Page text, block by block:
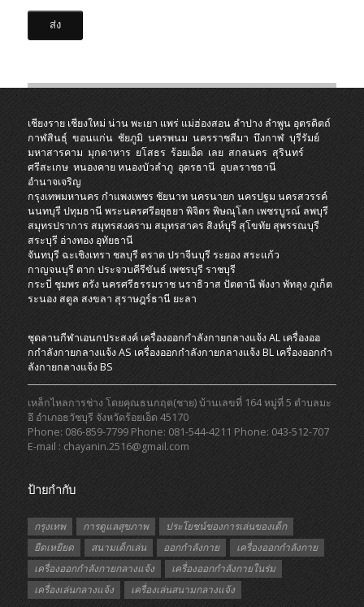
เชียงราย เชียงใหม่ น่านพะเยา แพร่ แม่ฮ่องสอน ลำปาง ลำพูน อุตรดิตถ์
กาฬสินธุ์ ขอนแก่น ชัยภูมิ นครพนม นครราชสีมา บึงกาฬ บุรีรัมย์
มหาสารคาม มุกดาหาร ยโสธร ร้อยเอ็ด เลย สกลนคร สุรินทร์
ศรีสะเกษ หนองคายหนองบัวลำภู อุดรธานี อุบลราชธานี
อำนาจเจริญ
กรุงเทพมหานคร กำแพงเพชร ชัยนาทนครนายก นครปฐม นครสวรรค์
นนทบุรีปทุมธานีพระนครศรีอยุธยา พิจิตรพิษณุโลก เพชรบูรณ์ ลพบุรี
สมุทรปราการสมุทรสงคราม สมุทรสาครสิงห์บุรี สุโขทัยสุพรรณบุรี
สระบุรี อ่างทอง อุทัยธานี
จันทบุรี ฉะเชิงเทรา ชลบุรี ตราดปราจีนบุรีระยองสระแก้ว
กาญจนบุรีตาก ประจวบคีรีขันธ์ เพชรบุรีราชบุรี
กระบี่ ชุมพร ตรังนครศรีธรรมราชนราธิวาสปัตตานีพังงา พัทลุงภูเก็ต
ระนอง สตูล สงขลา สุราษฎร์ธานี ยะลา
ชุดลานกีฬาเอนกประสงค์ เครื่องออกกําลังกายกลางแจ้ง AL เครื่องออ
กกําลังกายกลางแจ้ง AS เครื่องออกกําลังกายกลางแจ้ง BL เครื่องออกกํา
ลังกายกลางแจ้ง BS
เหล็กไหลการช่าง โดยคุณธนกฤต(ชาย) บ้านเลขที่ 164 หมู่ที่ 5 ตำบลมะ
อึ อำเภอธวัชบุรี จังหวัดร้อยเอ็ด 45170
Phone: 086-859-7799 Phone: 081-544-4211 Phone: 043-512-707
E-mail : chayanin.2516@gmail.com
ป้ายกำกับ
กรุงเทพ การดูแลสุขภาพ
ประโยชน์ของการเล่นของเด็ก
ยืดเหยียด
สนามเด็กเล่น ออกกำลังกาย
เครื่องออกกำลังกาย
เครื่องออกกำลังกายกลางแจ้ง
เครื่องออกกำลังกายในร่ม
เครื่องเล่นกลางแจ้ง
เครื่องเล่นสนามกลางแจ้ง